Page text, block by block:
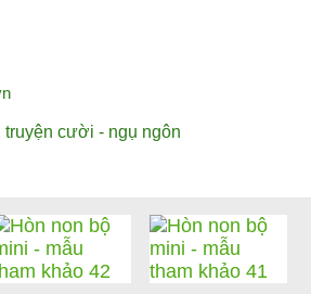
truyện cười - ngụ ngôn